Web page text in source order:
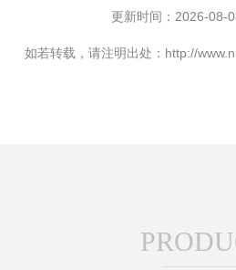
更新时间：2026-08-
如若转载，请注明出处：http://